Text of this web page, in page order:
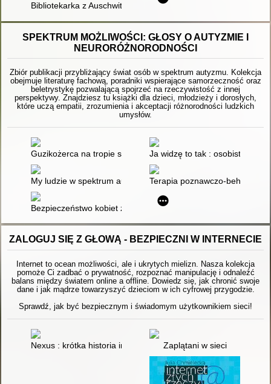
Bibliotekarka z Auschwitz
SPEKTRUM MOŻLIWOŚCI: GŁOSY O AUTYZMIE I
NEURORÓŻNORODNOŚCI
Zbiór publikacji przybliżający świat osób w spektrum autyzmu. Kolekcja
obejmuje literaturę fachową, poradniki wspierające samorzeczność oraz
beletrystykę pozwalającą spojrzeć na rzeczywistość z innej
perspektywy. Znajdziesz tu książki dla dzieci, młodzieży i dorosłych,
które uczą empatii, zrozumienia i akceptacji różnorodności ludzkich
umysłów.
Guzikożerca na tropie słów Ja widzę to tak : osobiste
My ludzie w spektrum autyzmu : różnorodni autentyczni
Terapia poznawczo-
Bezpieczeństwo kobiet z zespołem Aspergera : umiejętności
ZALOGUJ SIĘ Z GŁOWĄ - BEZPIECZNI W INTERNECIE
Internet to ocean możliwości, ale i ukrytych mielizn. Nasza kolekcja
pomoże Ci zadbać o prywatność, rozpoznać manipulację i odnaleźć
balans między światem online a offline. Dowiedz się, jak chronić swoje
dane i jak mądrze towarzyszyć dzieciom w ich cyfrowej przygodzie.
Sprawdź, jak być bezpiecznym i świadomym użytkownikiem sieci!
Nexus : krótka historia informacji : od epoki kamienia do
Zaplątani w sieci